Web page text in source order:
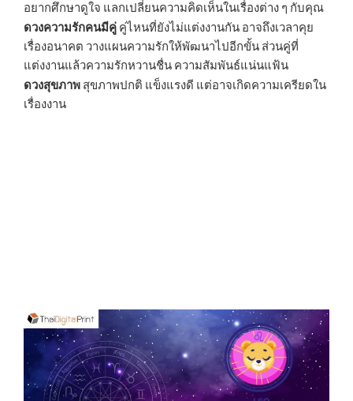
อยากศึกษาดูใจ แลกเปลี่ยนความคิดเห็นในเรื่องต่าง ๆ กับคุณ
ดวงความรักคนมีคู่ คู่ไหนที่ยังไม่แต่งงานกัน อาจถึงเวลาคุย
เรื่องอนาคต วางแผนความรักให้พัฒนาไปอีกขั้น ส่วนคู่ที่
แต่งงานแล้วความรักหวานชื่น ความสัมพันธ์แน่นแฟ้น
ดวงสุขภาพ สุขภาพปกติ แข็งแรงดี แต่อาจเกิดความเครียดใน
เรื่องงาน